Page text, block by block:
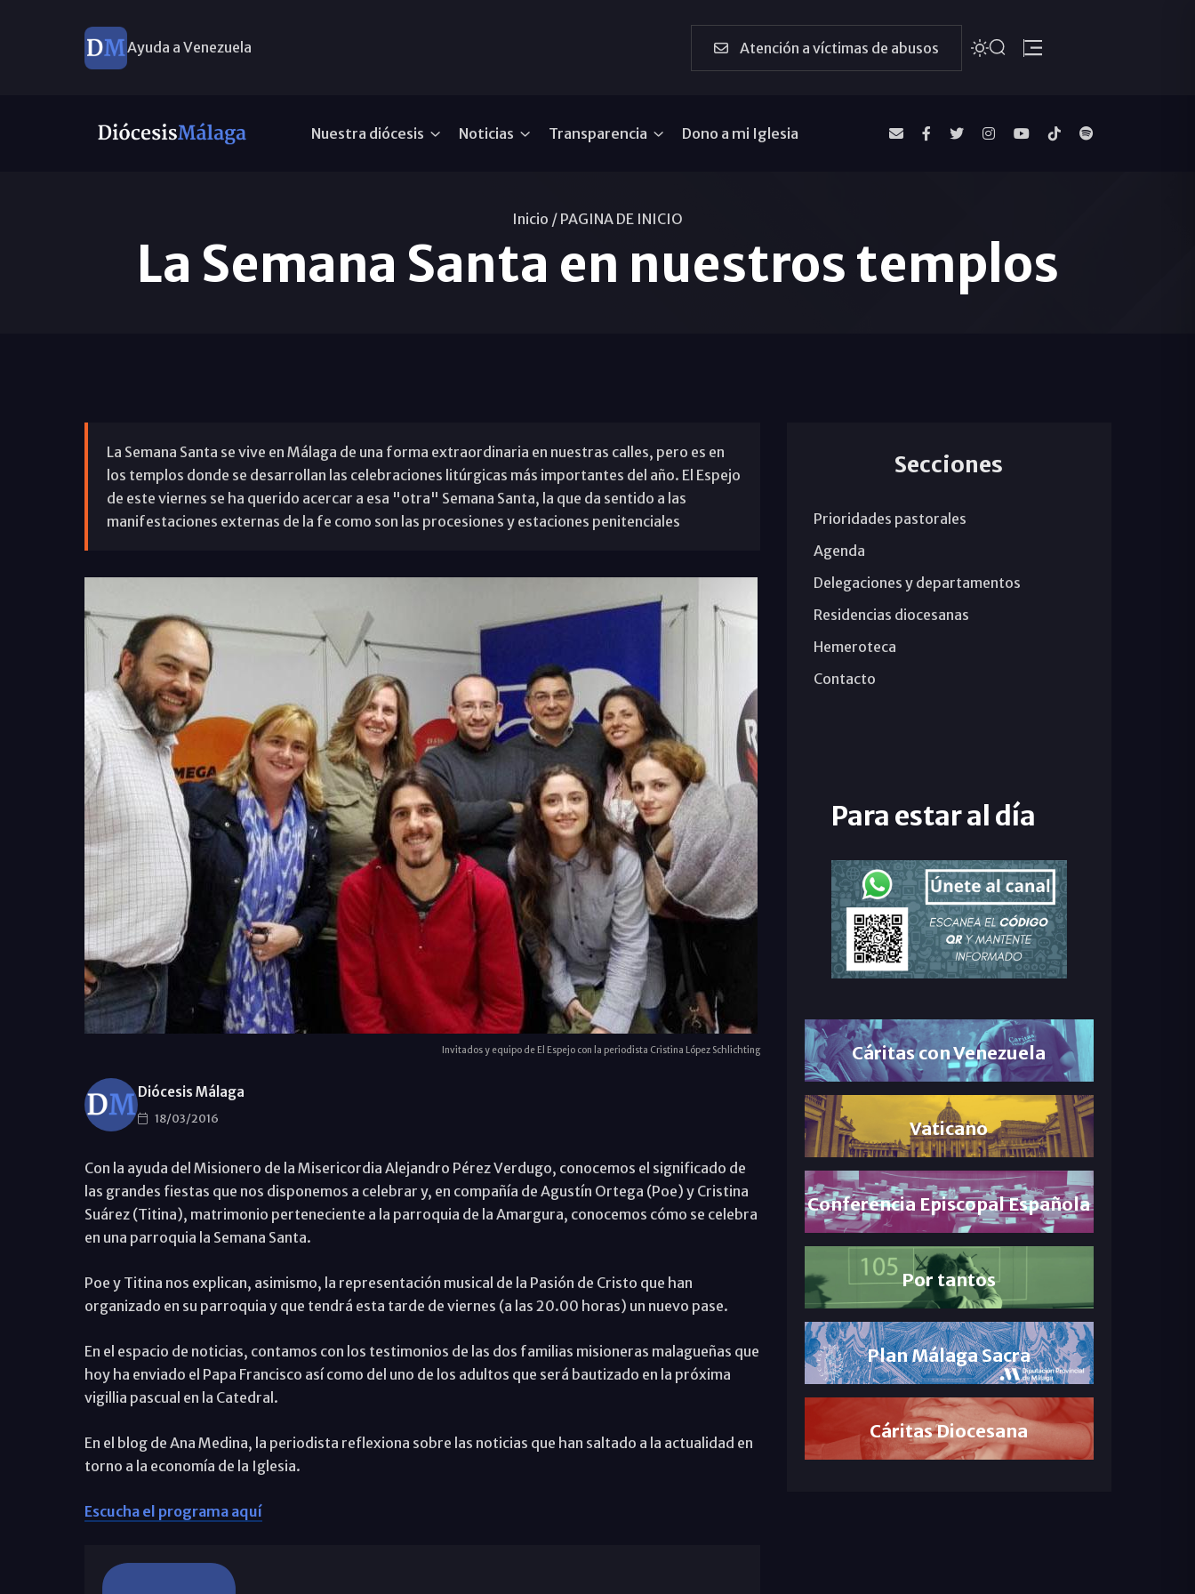
Ayuda a Venezuela Atención a víctimas de abusos
Nuestra diócesis Noticias Transparencia Dono a mi Iglesia
Inicio / PAGINA DE INICIO
La Semana Santa en nuestros templos
La Semana Santa se vive en Málaga de una forma extraordinaria en nuestras calles, pero es en
los templos donde se desarrollan las celebraciones litúrgicas más importantes del año. El Espejo
de este viernes se ha querido acercar a esa "otra" Semana Santa, la que da sentido a las
manifestaciones externas de la fe como son las procesiones y estaciones penitenciales
Invitados y equipo de El Espejo con la periodista Cristina López Schlichting
Diócesis Málaga
18/03/2016
Con la ayuda del Misionero de la Misericordia Alejandro Pérez Verdugo, conocemos el significado de
las grandes fiestas que nos disponemos a celebrar y, en compañía de Agustín Ortega (Poe) y Cristina
Suárez (Titina), matrimonio perteneciente a la parroquia de la Amargura, conocemos cómo se celebra
en una parroquia la Semana Santa.
Poe y Titina nos explican, asimismo, la representación musical de la Pasión de Cristo que han
organizado en su parroquia y que tendrá esta tarde de viernes (a las 20.00 horas) un nuevo pase.
En el espacio de noticias, contamos con los testimonios de las dos familias misioneras malagueñas que
hoy ha enviado el Papa Francisco así como del uno de los adultos que será bautizado en la próxima
vigillia pascual en la Catedral.
En el blog de Ana Medina, la periodista reflexiona sobre las noticias que han saltado a la actualidad en
torno a la economía de la Iglesia.
Escucha el programa aquí
Secciones
Prioridades pastorales
Agenda
Delegaciones y departamentos
Residencias diocesanas
Hemeroteca
Contacto
Para estar al día
Cáritas con Venezuela
Vaticano
Conferencia Episcopal Española
Por tantos
Plan Málaga Sacra
Cáritas Diocesana